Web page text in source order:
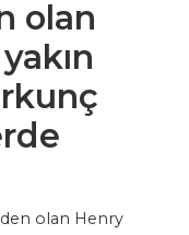
olan
olan Henry